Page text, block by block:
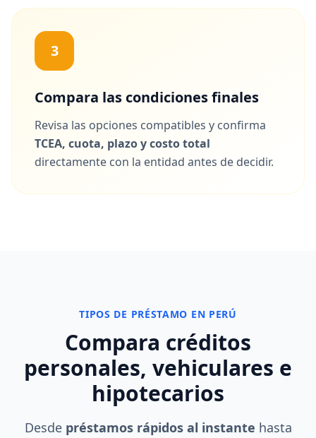
3
Compara las condiciones finales
Revisa las opciones compatibles y confirma
TCEA, cuota, plazo y costo total
directamente con la entidad antes de decidir.
TIPOS DE PRÉSTAMO EN PERÚ
Compara créditos
personales, vehiculares e
hipotecarios
Desde préstamos rápidos al instante hasta